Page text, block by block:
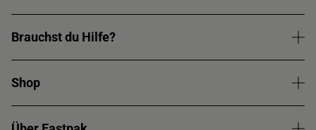
Brauchst du Hilfe?
Shop